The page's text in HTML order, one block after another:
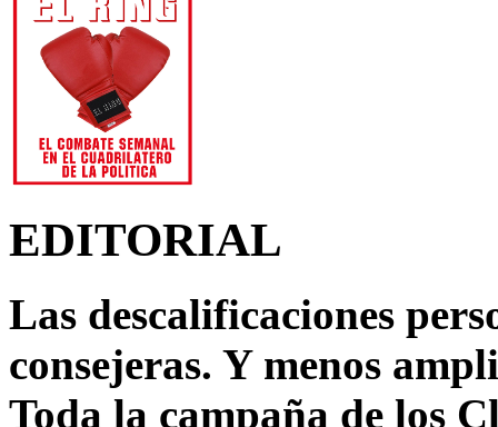
EDITORIAL
Las descalificaciones
consejeras. Y menos
Toda la campaña de los